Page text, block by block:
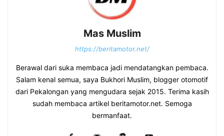
Mas Muslim
https://beritamotor.net/
Berawal dari suka membaca jadi mendatangkan pembaca.
Salam kenal semua, saya Bukhori Muslim, blogger otomotif
dari Pekalongan yang mengudara sejak 2015. Terima kasih
sudah membaca artikel beritamotor.net. Semoga
bermanfaat.